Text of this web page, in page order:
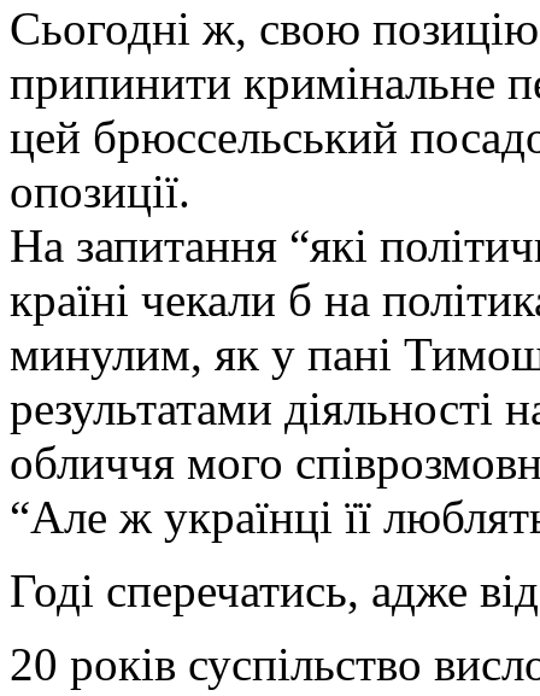
Сьогодні ж, свою
припинити кримінальне
цей брюссельський
опозиції.
На запитання “які
країні чекали б на
минулим, як у пані
результатами діяльності
обличчя мого
“Але ж українці її
Годі сперечатись, адже
20 років суспільство